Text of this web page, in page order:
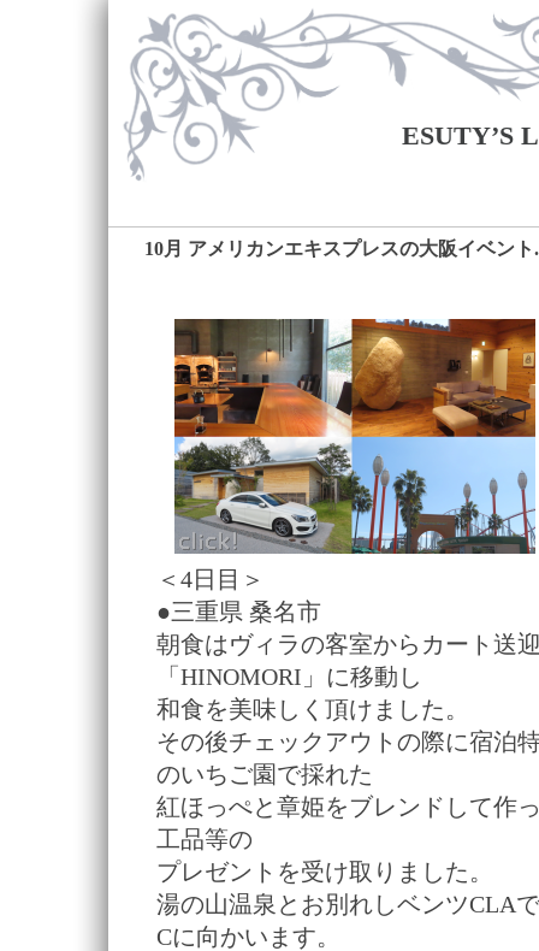
ESUTY’S
10月 アメリカンエキスプレスの大阪イベント
＜4日目＞
●三重県 桑名市
朝食はヴィラの客室からカート送
「HINOMORI」に移動し
和食を美味しく頂けました。
その後チェックアウトの際に宿泊
のいちご園で採れた
紅ほっぺと章姫をブレンドして作
工品等の
プレゼントを受け取りました。
湯の山温泉とお別れしベンツCLA
Cに向かいます。